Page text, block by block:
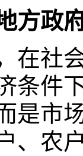
方政
在社
条件
是市
、农